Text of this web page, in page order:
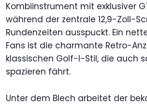
Kombiinstrument mit exklusiver
während der zentrale 12,9-Zoll-
Rundenzeiten ausspuckt. Ein
Fans ist die charmante Retro-
klassischen Golf-I-Stil, die auch
spazieren fährt.
Unter dem Blech arbeitet der